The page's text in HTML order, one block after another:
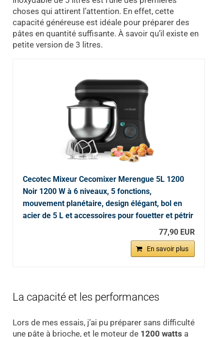
choses qui attirent l’attention. En effet, cette
capacité généreuse est idéale pour préparer des
pâtes en quantité suffisante. À savoir qu’il existe en
petite version de 3 litres.
Cecotec Mixeur Cecomixer Merengue 5L 1200
Noir 1200 W à 6 niveaux, 5 fonctions,
mouvement planétaire, design élégant, bol en
acier de 5 L et accessoires pour fouetter et pétrir
77,90 EUR
En savoir plus
La capacité et les performances
Lors de mes essais, j’ai pu préparer sans difficulté
une pâte à brioche, et le moteur de 1200 watts a